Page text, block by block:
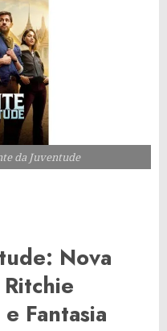
da Juventude
Nova
Fantasia